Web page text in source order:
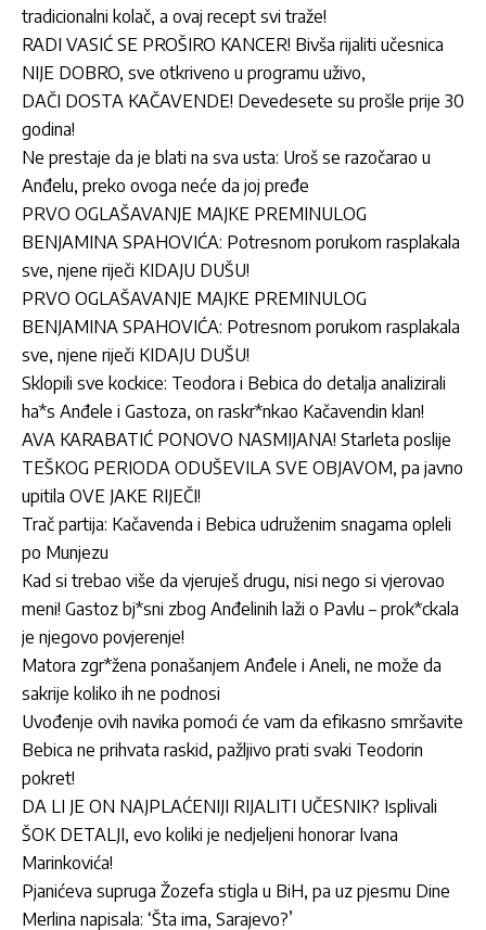
tradicionalni kolač, a ovaj recept svi traže!
RADI VASIĆ SE PROŠIRO KANCER! Bivša rijaliti učesnica
NIJE DOBRO, sve otkriveno u programu uživo,
DAČI DOSTA KAČAVENDE! Devedesete su prošle prije 30
godina!
Ne prestaje da je blati na sva usta: Uroš se razočarao u
Anđelu, preko ovoga neće da joj pređe
PRVO OGLAŠAVANJE MAJKE PREMINULOG
BENJAMINA SPAHOVIĆA: Potresnom porukom rasplakala
sve, njene riječi KIDAJU DUŠU!
PRVO OGLAŠAVANJE MAJKE PREMINULOG
BENJAMINA SPAHOVIĆA: Potresnom porukom rasplakala
sve, njene riječi KIDAJU DUŠU!
Sklopili sve kockice: Teodora i Bebica do detalja analizirali
ha*s Anđele i Gastoza, on raskr*nkao Kačavendin klan!
AVA KARABATIĆ PONOVO NASMIJANA! Starleta poslije
TEŠKOG PERIODA ODUŠEVILA SVE OBJAVOM, pa javno
upitila OVE JAKE RIJEČI!
Trač partija: Kačavenda i Bebica udruženim snagama opleli
po Munjezu
Kad si trebao više da vjeruješ drugu, nisi nego si vjerovao
meni! Gastoz bj*sni zbog Anđelinih laži o Pavlu – prok*ckala
je njegovo povjerenje!
Matora zgr*žena ponašanjem Anđele i Aneli, ne može da
sakrije koliko ih ne podnosi
Uvođenje ovih navika pomoći će vam da efikasno smršavite
Bebica ne prihvata raskid, pažljivo prati svaki Teodorin
pokret!
DA LI JE ON NAJPLAĆENIJI RIJALITI UČESNIK? Isplivali
ŠOK DETALJI, evo koliki je nedjeljeni honorar Ivana
Marinkovića!
Pjanićeva supruga Žozefa stigla u BiH, pa uz pjesmu Dine
Merlina napisala: ‘Šta ima, Sarajevo?’